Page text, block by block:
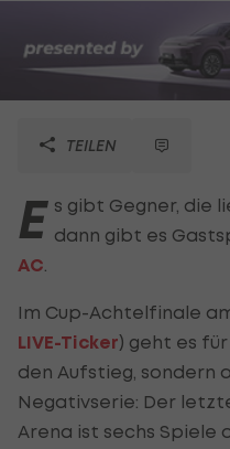
TEILEN
E s gibt Gegner, die
dann gibt es
AC.
Im Cup-Achtelfinale
LIVE-Ticker) geht es
den Aufstieg, sondern
Negativserie: Der
Arena ist sechs Spiele